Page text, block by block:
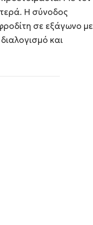
Η σύνοδος
σε εξάγωνο με
και